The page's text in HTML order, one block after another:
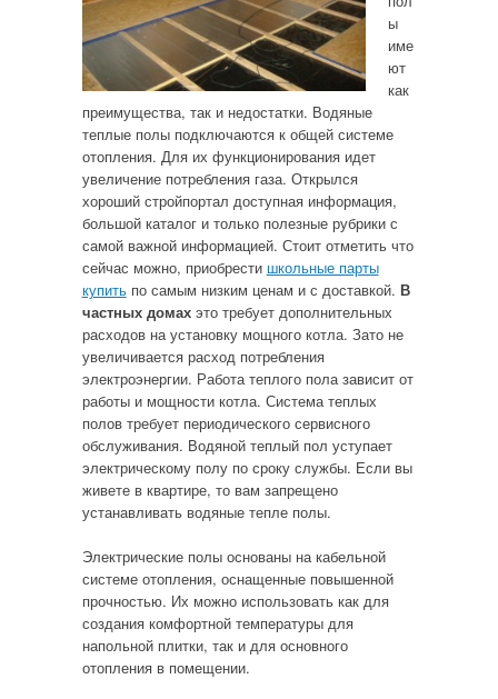
ы
име
ют
как
преимущества, так и недостатки. Водяные
теплые полы подключаются к общей системе
отопления. Для их функционирования идет
увеличение потребления газа. Открылся
хороший стройпортал доступная информация,
большой каталог и только полезные рубрики с
самой важной информацией. Стоит отметить что
сейчас можно, приобрести школьные парты
купитьпо самым низким ценам и с доставкой. В
частных домахэто требует дополнительных
расходов на установку мощного котла. Зато не
увеличивается расход потребления
электроэнергии. Работа теплого пола зависит от
работы и мощности котла. Система теплых
полов требует периодического сервисного
обслуживания. Водяной теплый пол уступает
электрическому полу по сроку службы. Если вы
живете в квартире, то вам запрещено
устанавливать водяные тепле полы.
Электрические полы основаны на кабельной
системе отопления, оснащенные повышенной
прочностью. Их можно использовать как для
создания комфортной температуры для
напольной плитки, так и для основного
отопления в помещении.